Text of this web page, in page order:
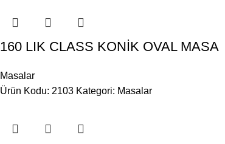
160 LIK CLASS KONİK OVAL MASA
Masalar
Ürün Kodu: 2103 Kategori: Masalar